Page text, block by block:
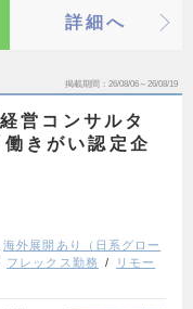
詳細へ
掲載期間 26/08/06～26/08/19
営コンサルタ
きがい認定企
海外展開あり（日系グロー
フレックス勤務
リモー